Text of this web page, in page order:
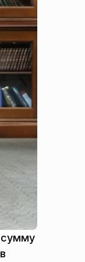
сумму